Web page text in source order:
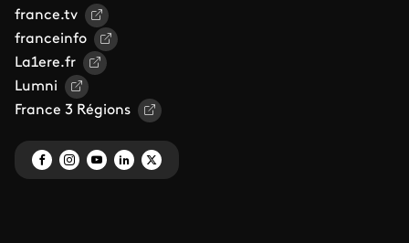
france.tv
franceinfo
La1ere.fr
Lumni
France 3 Régions